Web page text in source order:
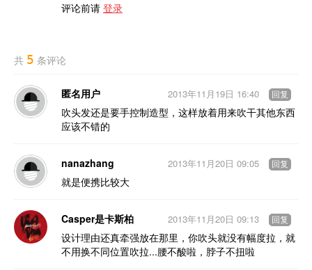
评论前请 登录
共 5 条评论
匿名用户
吹头发还是要手控制造型，这样放着用来吹干其他东西
应该不错的
2013年11月19日 16:40 回复
nanazhang
就是便携比较大
2013年11月20日 09:05 回复
Casper是卡斯柏
设计理由还真牵强放在那里，你吹头就没有幅度拉，就
不用换不同位置吹拉...腰不酸啦，脖子不扭啦
2013年11月20日 09:13 回复